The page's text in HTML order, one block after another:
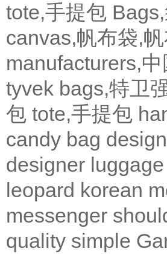
tote,手提包
canvas,帆布袋,
manufacturers,
tyvek bags,特卫
包 tote,手提包
candy bag
designer luggage
leopard korean
messenger
quality simple